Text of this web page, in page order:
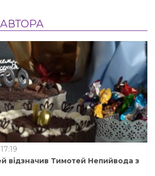
відзначив Тимотей Непийвода з